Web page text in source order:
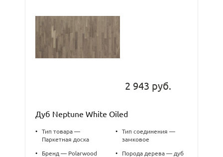
2 943 руб.
Дуб Neptune White Oiled
•
Тип товара —
Паркетная доска
• Бренд — Polarwood
•
Тип соединения —
замковое
• Порода дерева — дуб